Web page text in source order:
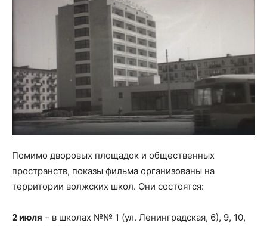
Помимо дворовых площадок и общественных
пространств, показы фильма организованы на
территории волжских школ. Они состоятся:
2 июля – в школах №№ 1 (ул. Ленинградская, 6), 9, 10,